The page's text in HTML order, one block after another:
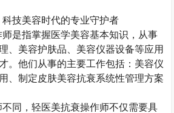
技美容时代的专业守护者
是指掌握医学美容基本知识，从事
、美容护肤品、美容仪器设备等应用
。他们从事的主要工作包括：美容仪
、制定皮肤美容抗衰系统性管理方案
同，轻医美抗衰操作师不仅需要具